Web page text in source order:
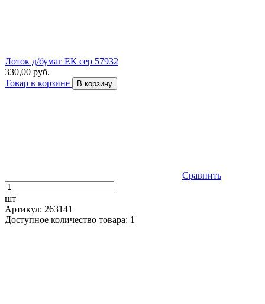
Лоток д/бумаг ЕК сер 57932
330,00 руб.
Товар в корзине
В корзину
Сравнить
шт
Артикул: 263141
Доступное количество товара: 1